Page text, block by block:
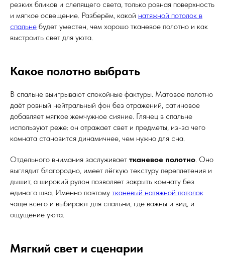
резких бликов и слепящего света, только ровная поверхность
и мягкое освещение. Разберём, какой натяжной потолок в
спальне будет уместен, чем хорошо тканевое полотно и как
выстроить свет для уюта.
Какое полотно выбрать
В спальне выигрывают спокойные фактуры. Матовое полотно
даёт ровный нейтральный фон без отражений, сатиновое
добавляет мягкое жемчужное сияние. Глянец в спальне
используют реже: он отражает свет и предметы, из-за чего
комната становится динамичнее, чем нужно для сна.
Отдельного внимания заслуживает тканевое полотно. Оно
выглядит благородно, имеет лёгкую текстуру переплетения и
дышит, а широкий рулон позволяет закрыть комнату без
единого шва. Именно поэтому тканевый натяжной потолок
чаще всего и выбирают для спальни, где важны и вид, и
ощущение уюта.
Мягкий свет и сценарии